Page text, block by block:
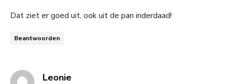
Dat ziet er goed uit, ook uit de pan inderdaad!
Beantwoorden
Leoniesays: